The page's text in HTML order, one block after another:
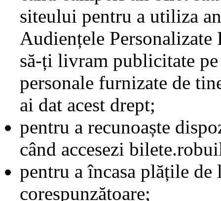
siteului pentru a utiliza
Audiențele
să-ți livram publicitate
personale furnizate de
ai dat acest drept;
pentru a recunoaște
când accesezi
pentru a încasa plățile
corespunzătoare;